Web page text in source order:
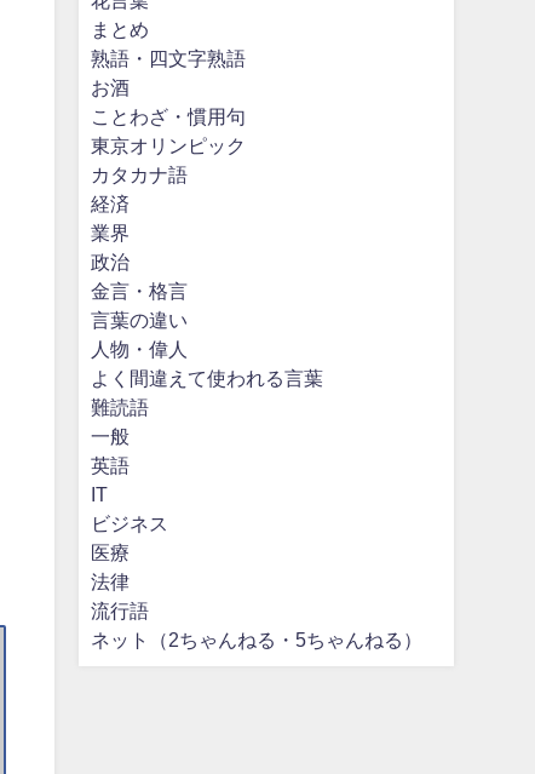
まとめ
熟語・四文字熟語
お酒
ことわざ・慣用句
東京オリンピック
カタカナ語
経済
業界
政治
金言・格言
言葉の違い
人物・偉人
よく間違えて使われる言葉
難読語
一般
英語
IT
ビジネス
医療
法律
流行語
ネット（2ちゃんねる・5ちゃんねる）